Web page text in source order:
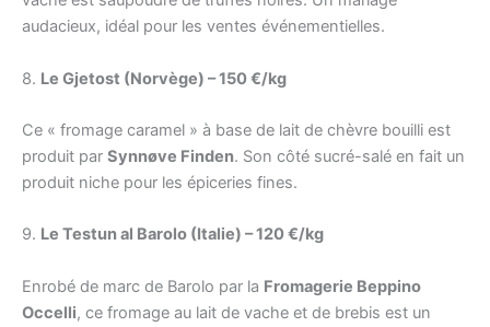
audacieux, idéal pour les ventes événementielles.
8. Le Gjetost (Norvège) – 150 €/kg
Ce « fromage caramel » à base de lait de chèvre bouilli est
produit par Synnøve Finden. Son côté sucré-salé en fait un
produit niche pour les épiceries fines.
9. Le Testun al Barolo (Italie) – 120 €/kg
Enrobé de marc de Barolo par la Fromagerie Beppino
Occelli, ce fromage au lait de vache et de brebis est un